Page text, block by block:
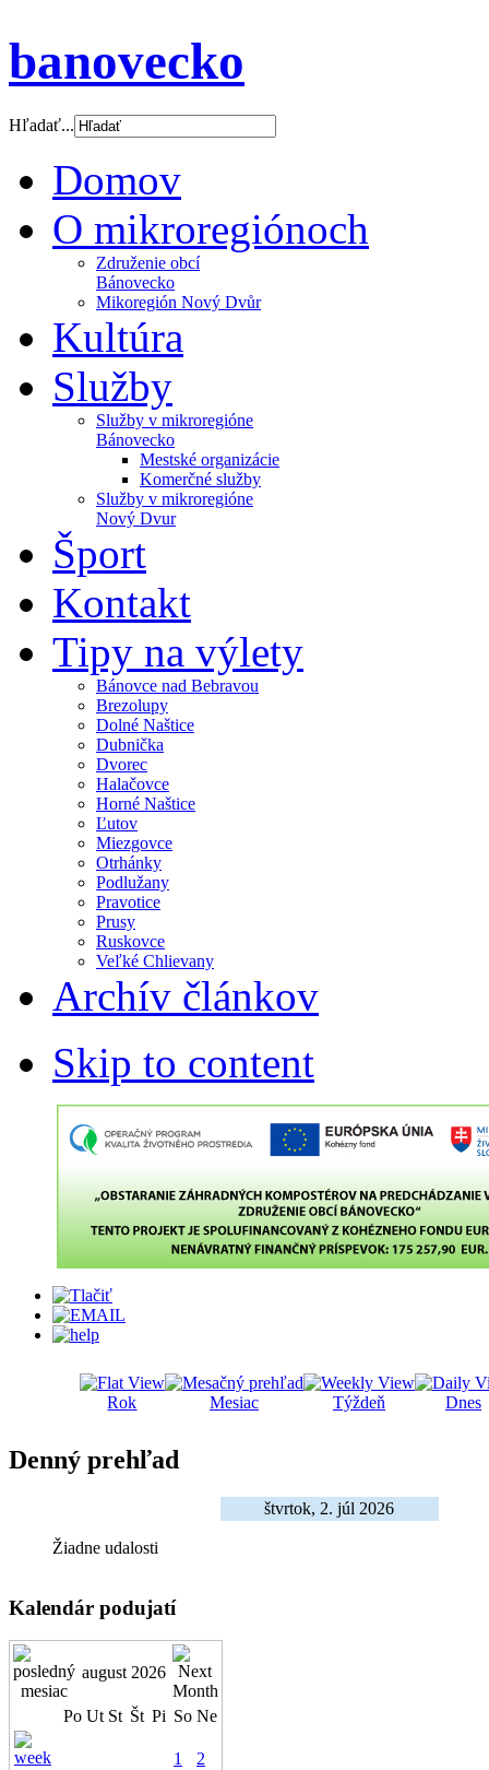
banovecko
Hľadať...
Domov
O mikroregiónoch
Združenie obcí
Bánovecko
Mikoregión Nový Dvůr
Kultúra
Služby
Služby v mikroregióne
Bánovecko
Mestské organizácie
Komerčné služby
Služby v mikroregióne
Nový Dvur
Šport
Kontakt
Tipy na výlety
Bánovce nad Bebravou
Brezolupy
Dolné Naštice
Dubnička
Dvorec
Halačovce
Horné Naštice
Ľutov
Miezgovce
Otrhánky
Podlužany
Pravotice
Prusy
Ruskovce
Veľké Chlievany
Archív článkov
Skip to content
Rok Mesiac Týždeň Dnes
Denný prehľad
štvrtok, 2. júl 2026
Žiadne udalosti
Kalendár podujatí
august 2026
Po Ut St Št Pi So Ne
1 2